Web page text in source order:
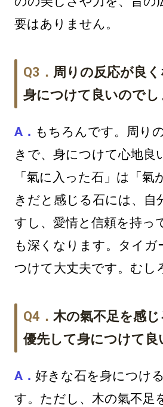
要はありません。
周りの反応が良
身につけて良いのでし
もちろんです。周り
きで、身につけて心地
「氣に入った石」は「
きだと感じる石には、
すし、愛情と信頼を持っ
も深くなります。タイ
つけて大丈夫です。むし
木の氣不足を感
優先して身につけて良
好きな石を身につけ
す。ただし、木の氣不足